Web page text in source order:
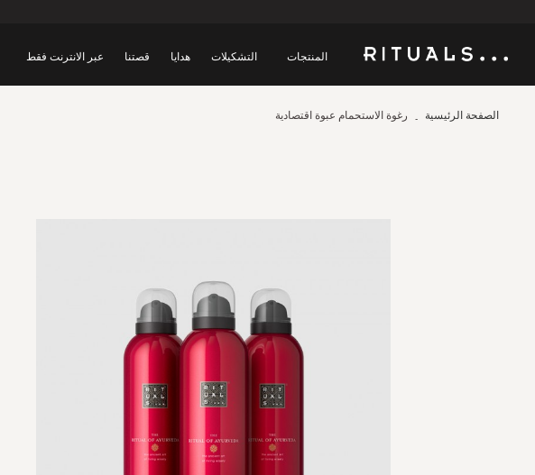
المنتجات التشكيلات هدايا قصتنا عبر الانترنت فقط
الصفحة الرئيسية رغوة الاستحمام عبوة اقتصادية